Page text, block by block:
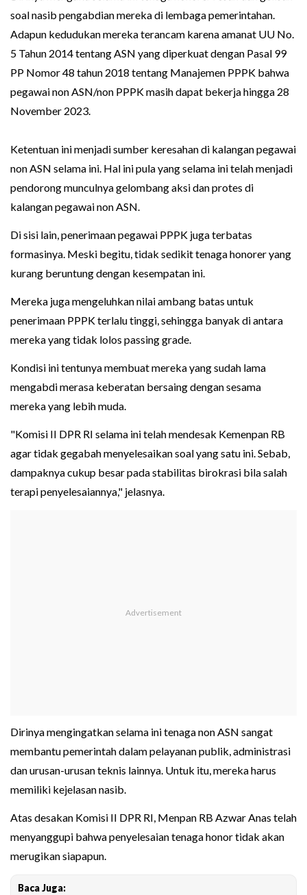
soal nasib pengabdian mereka di lembaga pemerintahan.
Adapun kedudukan mereka terancam karena amanat UU No.
5 Tahun 2014 tentang ASN yang diperkuat dengan Pasal 99
PP Nomor 48 tahun 2018 tentang Manajemen PPPK bahwa
pegawai non ASN/non PPPK masih dapat bekerja hingga 28
November 2023.
Ketentuan ini menjadi sumber keresahan di kalangan pegawai
non ASN selama ini. Hal ini pula yang selama ini telah menjadi
pendorong munculnya gelombang aksi dan protes di
kalangan pegawai non ASN.
Di sisi lain, penerimaan pegawai PPPK juga terbatas
formasinya. Meski begitu, tidak sedikit tenaga honorer yang
kurang beruntung dengan kesempatan ini.
Mereka juga mengeluhkan nilai ambang batas untuk
penerimaan PPPK terlalu tinggi, sehingga banyak di antara
mereka yang tidak lolos passing grade.
Kondisi ini tentunya membuat mereka yang sudah lama
mengabdi merasa keberatan bersaing dengan sesama
mereka yang lebih muda.
"Komisi II DPR RI selama ini telah mendesak Kemenpan RB
agar tidak gegabah menyelesaikan soal yang satu ini. Sebab,
dampaknya cukup besar pada stabilitas birokrasi bila salah
terapi penyelesaiannya," jelasnya.
Dirinya mengingatkan selama ini tenaga non ASN sangat
membantu pemerintah dalam pelayanan publik, administrasi
dan urusan-urusan teknis lainnya. Untuk itu, mereka harus
memiliki kejelasan nasib.
Atas desakan Komisi II DPR RI, Menpan RB Azwar Anas telah
menyanggupi bahwa penyelesaian tenaga honor tidak akan
merugikan siapapun.
Baca Juga: